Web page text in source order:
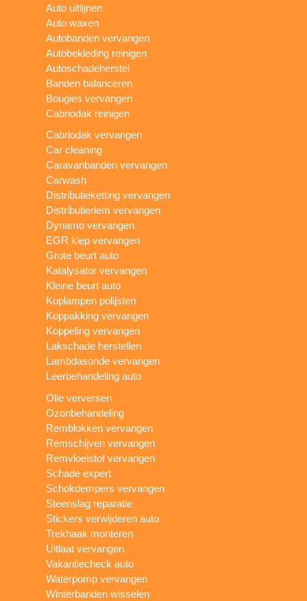
Auto uitlijnen
Auto waxen
Autobanden vervangen
Autobekleding reinigen
Autoschadeherstel
Banden balanceren
Bougies vervangen
Cabriodak reinigen
Cabriodak vervangen
Car cleaning
Caravanbanden vervangen
Carwash
Distributieketting vervangen
Distributieriem vervangen
Dynamo vervangen
EGR klep vervangen
Grote beurt auto
Katalysator vervangen
Kleine beurt auto
Koplampen polijsten
Koppakking vervangen
Koppeling vervangen
Lakschade herstellen
Lambdasonde vervangen
Leerbehandeling auto
Olie verversen
Ozonbehandeling
Remblokken vervangen
Remschijven vervangen
Remvloeistof vervangen
Schade expert
Schokdempers vervangen
Steenslag reparatie
Stickers verwijderen auto
Trekhaak monteren
Uitlaat vervangen
Vakantiecheck auto
Waterpomp vervangen
Winterbanden wisselen